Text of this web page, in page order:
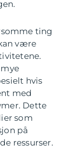
ting
være
hvis
med
Dette
som
på
ressurser.